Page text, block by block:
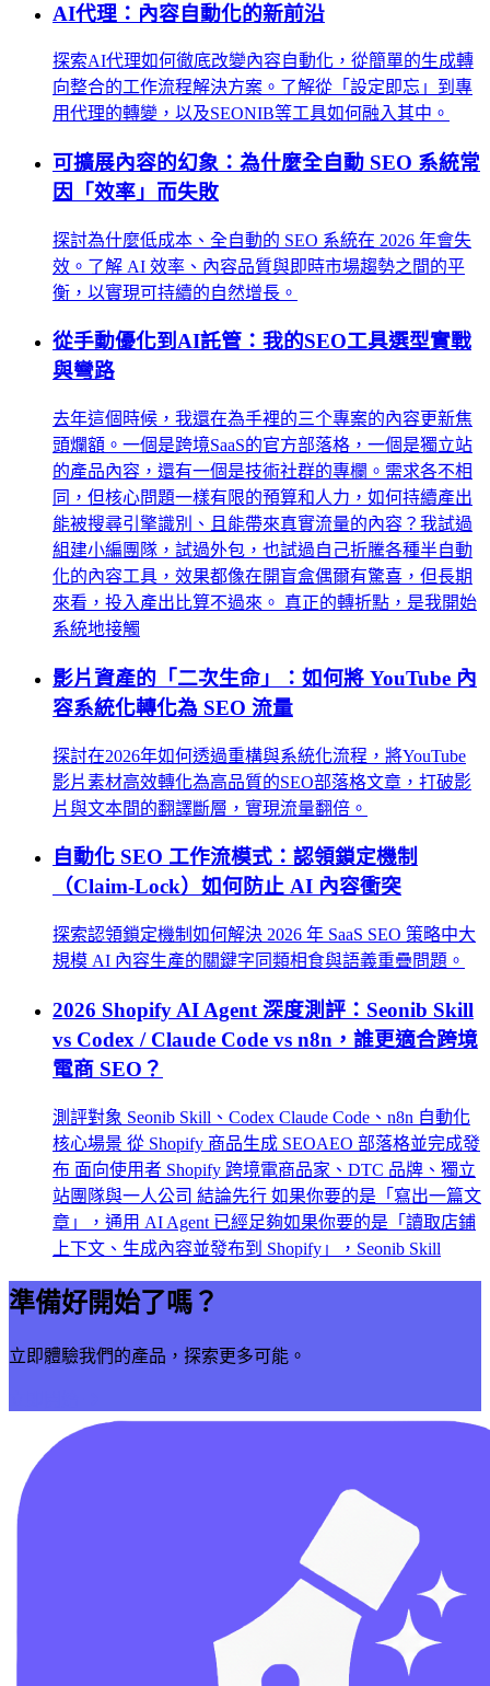
AI代理：內容自動化的新前沿
探索AI代理如何徹底改變內容自動化，從簡單的生成轉
向整合的工作流程解決方案。了解從「設定即忘」到專
用代理的轉變，以及SEONIB等工具如何融入其中。
可擴展內容的幻象：為什麼全自動 SEO 系統常
因「效率」而失敗
探討為什麼低成本、全自動的 SEO 系統在 2026 年會失
效。了解 AI 效率、內容品質與即時市場趨勢之間的平
衡，以實現可持續的自然增長。
從手動優化到AI託管：我的SEO工具選型實戰
與彎路
去年這個時候，我還在為手裡的三个專案的內容更新焦
頭爛額。一個是跨境SaaS的官方部落格，一個是獨立站
的產品內容，還有一個是技術社群的專欄。需求各不相
同，但核心問題一樣有限的預算和人力，如何持續產出
能被搜尋引擎識別、且能帶來真實流量的內容？我試過
組建小編團隊，試過外包，也試過自己折騰各種半自動
化的內容工具，效果都像在開盲盒偶爾有驚喜，但長期
來看，投入產出比算不過來。 真正的轉折點，是我開始
系統地接觸
影片資產的「二次生命」：如何將 YouTube 內
容系統化轉化為 SEO 流量
探討在2026年如何透過重構與系統化流程，將YouTube
影片素材高效轉化為高品質的SEO部落格文章，打破影
片與文本間的翻譯斷層，實現流量翻倍。
自動化 SEO 工作流模式：認領鎖定機制
（Claim-Lock）如何防止 AI 內容衝突
探索認領鎖定機制如何解決 2026 年 SaaS SEO 策略中大
規模 AI 內容生產的關鍵字同類相食與語義重疊問題。
2026 Shopify AI Agent 深度測評：Seonib Skill
vs Codex / Claude Code vs n8n，誰更適合跨境
電商 SEO？
測評對象 Seonib Skill、Codex Claude Code、n8n 自動化
核心場景 從 Shopify 商品生成 SEOAEO 部落格並完成發
布 面向使用者 Shopify 跨境電商品家、DTC 品牌、獨立
站團隊與一人公司 結論先行 如果你要的是「寫出一篇文
章」，通用 AI Agent 已經足夠如果你要的是「讀取店鋪
上下文、生成內容並發布到 Shopify」，Seonib Skill
準備好開始了嗎？
立即體驗我們的產品，探索更多可能。